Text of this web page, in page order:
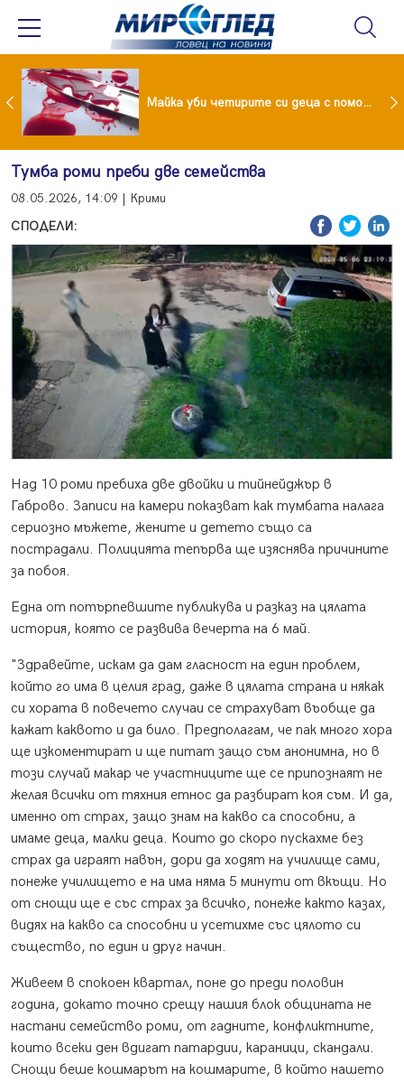
Проф.Кантарджиев: Пазете се от комарите и полово предаваните инфекции Майка уби четирите си деца с помощта на баба им, след което се самоуби
Тумба роми преби две семейства
08.05.2026, 14:09 | Крими
СПОДЕЛИ:
Над 10 роми пребиха две двойки и тийнейджър в
Габрово. Записи на камери показват как тумбата налага
сериозно мъжете, жените и детето също са
пострадали. Полицията тепърва ще изяснява причините
за побоя.
Една от потърпевшите публикува и разказ на цялата
история, която се развива вечерта на 6 май.
"Здравейте, искам да дам гласност на един проблем,
който го има в целия град, даже в цялата страна и някак
си хората в повечето случаи се страхуват въобще да
кажат каквото и да било. Предполагам, че пак много хора
ще изкоментират и ще питат защо съм анонимна, но в
този случай макар че участниците ще се припознаят не
желая всички от тяхния етнос да разбират коя съм. И да,
именно от страх, защо знам на какво са способни, а
имаме деца, малки деца. Които до скоро пускахме без
страх да играят навън, дори да ходят на училище сами,
понеже училището е на има няма 5 минути от вкъщи. Но
от снощи ще е със страх за всичко, понеже както казах,
видях на какво са способни и усетихме със цялото си
същество, по един и друг начин.
Живеем в спокоен квартал, поне до преди половин
година, докато точно срещу нашия блок общината не
настани семейство роми, от гадните, конфликтните,
които всеки ден вдигат патардии, караници, скандали.
Снощи беше кошмарът на кошмарите, в който нашето